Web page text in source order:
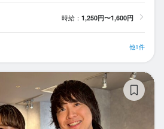
時給： 1,250円〜1,600円
他1件